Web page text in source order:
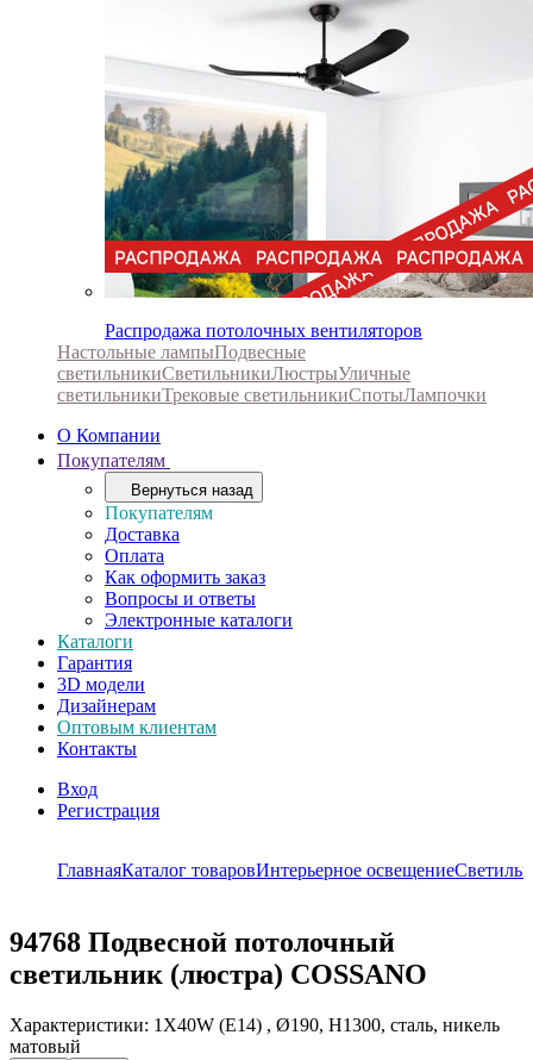
Распродажа потолочных вентиляторов
Настольные лампыПодвесные
светильникиСветильникиЛюстрыУличные
светильникиТрековые светильникиСпотыЛампочки
О Компании
Покупателям
Вернуться назад
Покупателям
Доставка
Оплата
Как оформить заказ
Вопросы и ответы
Электронные каталоги
Каталоги
Гарантия
3D модели
Дизайнерам
Оптовым клиентам
Контакты
Вход
Регистрация
ГлавнаяКаталог товаровИнтерьерное освещение
94768 Подвесной потолочный
светильник (люстра) COSSANO
Характеристики: 1X40W (E14) , Ø190, H1300, сталь, никель
матовый